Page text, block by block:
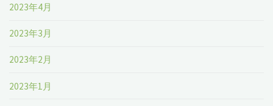
2023年4月
2023年3月
2023年2月
2023年1月